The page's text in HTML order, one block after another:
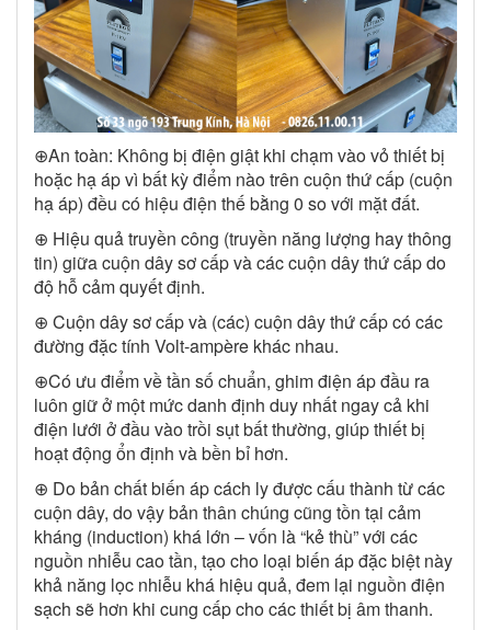
⊕An toàn: Không bị điện giật khi chạm vào vỏ thiết bị
hoặc hạ áp vì bất kỳ điểm nào trên cuộn thứ cấp (cuộn
hạ áp) đều có hiệu điện thế bằng 0 so với mặt đất.
⊕ Hiệu quả truyền công (truyền năng lượng hay thông
tin) giữa cuộn dây sơ cấp và các cuộn dây thứ cấp do
độ hỗ cảm quyết định.
⊕ Cuộn dây sơ cấp và (các) cuộn dây thứ cấp có các
đường đặc tính Volt-ampère khác nhau.
⊕Có ưu điểm về tần số chuẩn, ghim điện áp đầu ra
luôn giữ ở một mức danh định duy nhất ngay cả khi
điện lưới ở đầu vào trồi sụt bất thường, giúp thiết bị
hoạt động ổn định và bền bỉ hơn.
⊕ Do bản chất biến áp cách ly được cấu thành từ các
cuộn dây, do vậy bản thân chúng cũng tồn tại cảm
kháng (induction) khá lớn – vốn là “kẻ thù” với các
nguồn nhiễu cao tần, tạo cho loại biến áp đặc biệt này
khả năng lọc nhiễu khá hiệu quả, đem lại nguồn điện
sạch sẽ hơn khi cung cấp cho các thiết bị âm thanh.